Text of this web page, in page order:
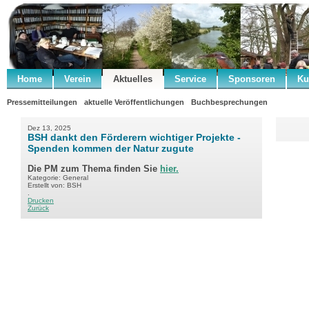
Home Verein Aktuelles Service Sponsoren
Pressemitteilungen aktuelle Veröffentlichungen Buchbesprechungen
Dez 13, 2025
BSH dankt den Förderern wichtiger Projekte -
Spenden kommen der Natur zugute
Die PM zum Thema finden Sie hier.
Kategorie: General
Erstellt von: BSH
Drucken
Zurück